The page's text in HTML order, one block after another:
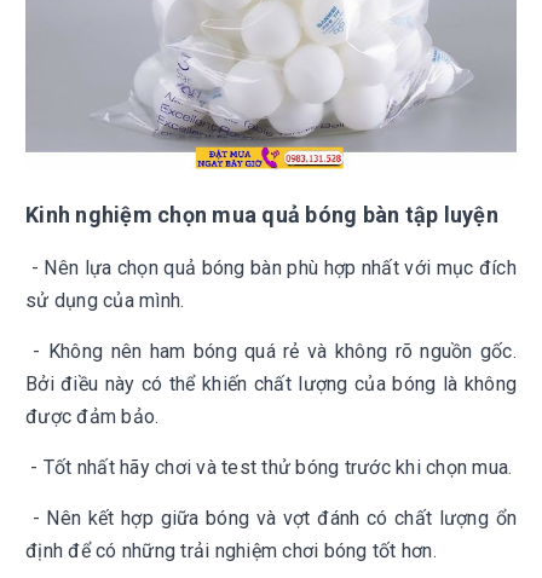
Kinh nghiệm chọn mua quả bóng bàn tập luyện
- Nên lựa chọn quả bóng bàn phù hợp nhất với mục đích
sử dụng của mình.
- Không nên ham bóng quá rẻ và không rõ nguồn gốc.
Bởi điều này có thể khiến chất lượng của bóng là không
được đảm bảo.
- Tốt nhất hãy chơi và test thử bóng trước khi chọn mua.
- Nên kết hợp giữa bóng và vợt đánh có chất lượng ổn
định để có những trải nghiệm chơi bóng tốt hơn.